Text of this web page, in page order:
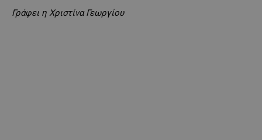
Γράφει η Χριστίνα Γεωργίου